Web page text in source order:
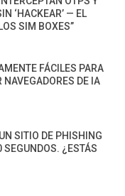
‘HACKEAR’ — EL
SIM BOXES”
FÁCILES PARA
NAVEGADORES DE IA
SITIO DE PHISHING
¿ESTÁS